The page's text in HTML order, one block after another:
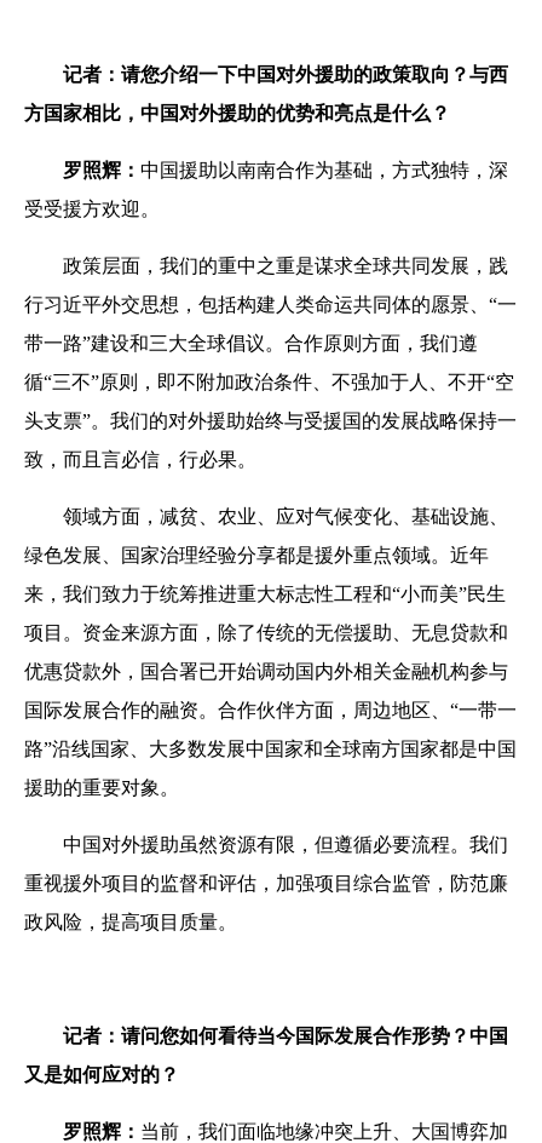
记者：请您介绍一下中国对外援助的政策取向？与西
方国家相比，中国对外援助的优势和亮点是什么？
罗照辉： 中国援助以南南合作为基础，方式独特，深
受受援方欢迎。
政策层面，我们的重中之重是谋求全球共同发展，践
行习近平外交思想，包括构建人类命运共同体的愿景、“一
带一路”建设和三大全球倡议。合作原则方面，我们遵
循“三不”原则，即不附加政治条件、不强加于人、不开“空
头支票”。我们的对外援助始终与受援国的发展战略保持一
致，而且言必信，行必果。
领域方面，减贫、农业、应对气候变化、基础设施、
绿色发展、国家治理经验分享都是援外重点领域。近年
来，我们致力于统筹推进重大标志性工程和“小而美”民生
项目。资金来源方面，除了传统的无偿援助、无息贷款和
优惠贷款外，国合署已开始调动国内外相关金融机构参与
国际发展合作的融资。合作伙伴方面，周边地区、“一带一
路”沿线国家、大多数发展中国家和全球南方国家都是中国
援助的重要对象。
中国对外援助虽然资源有限，但遵循必要流程。我们
重视援外项目的监督和评估，加强项目综合监管，防范廉
政风险，提高项目质量。
记者：请问您如何看待当今国际发展合作形势？中国
又是如何应对的？
罗照辉： 当前，我们面临地缘冲突上升、大国博弈加